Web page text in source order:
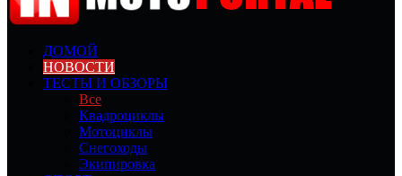
ДОМОЙ
НОВОСТИ
ТЕСТЫ И ОБЗОРЫ
Все
Квадроциклы
Мотоциклы
Снегоходы
Экипировка